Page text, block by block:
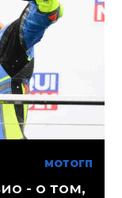
МОТОГП
- о том,